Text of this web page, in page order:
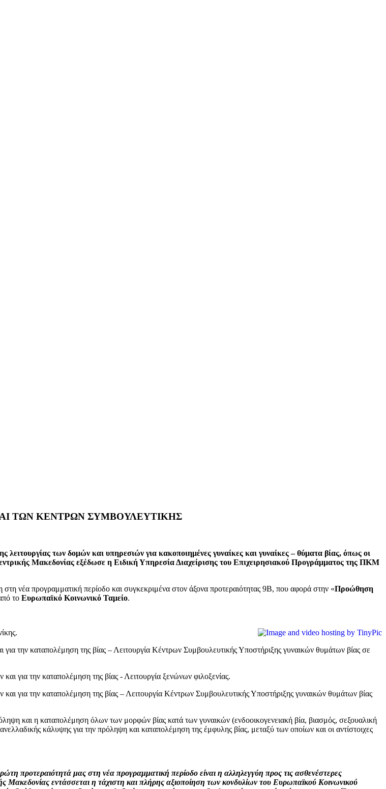
ΤΩΝ ΚΕΝΤΡΩΝ ΣΥΜΒΟΥΛΕΥΤΙΚΗΣ
των δομών και υπηρεσιών για κακοποιημένες γυναίκες και γυναίκες – θύματα βίας, όπως οι
Μακεδονίας εξέδωσε η Ειδική Υπηρεσία Διαχείρισης του Επιχειρησιακού Προγράμματος της ΠΚΜ
στη νέα προγραμματική περίοδο και συγκεκριμένα στον άξονα προτεραιότητας 9Β, που αφορά στην «Προώθηση
το Ευρωπαϊκό Κοινωνικό Ταμείο.
κης.
την καταπολέμηση της βίας – Λειτουργία Κέντρων Συμβουλευτικής Υποστήριξης γυναικών θυμάτων βίας σε
για την καταπολέμηση της βίας - Λειτουργία ξενώνων φιλοξενίας.
για την καταπολέμηση της βίας – Λειτουργία Κέντρων Συμβουλευτικής Υποστήριξης γυναικών θυμάτων βίας
και η καταπολέμηση όλων των μορφών βίας κατά των γυναικών (ενδοοικογενειακή βία, βιασμός, σεξουαλική
κάλυψης για την πρόληψη και καταπολέμηση της έμφυλης βίας, μεταξύ των οποίων και οι αντίστοιχες
προτεραιότητά μας στη νέα προγραμματική περίοδο είναι η αλληλεγγύη προς τις ασθενέστερες
Μακεδονίας εντάσσεται η τάχιστη και πλήρης αξιοποίηση των κονδυλίων του Ευρωπαϊκού Κοινωνικού